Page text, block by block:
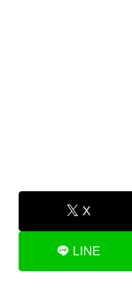
X
LINE